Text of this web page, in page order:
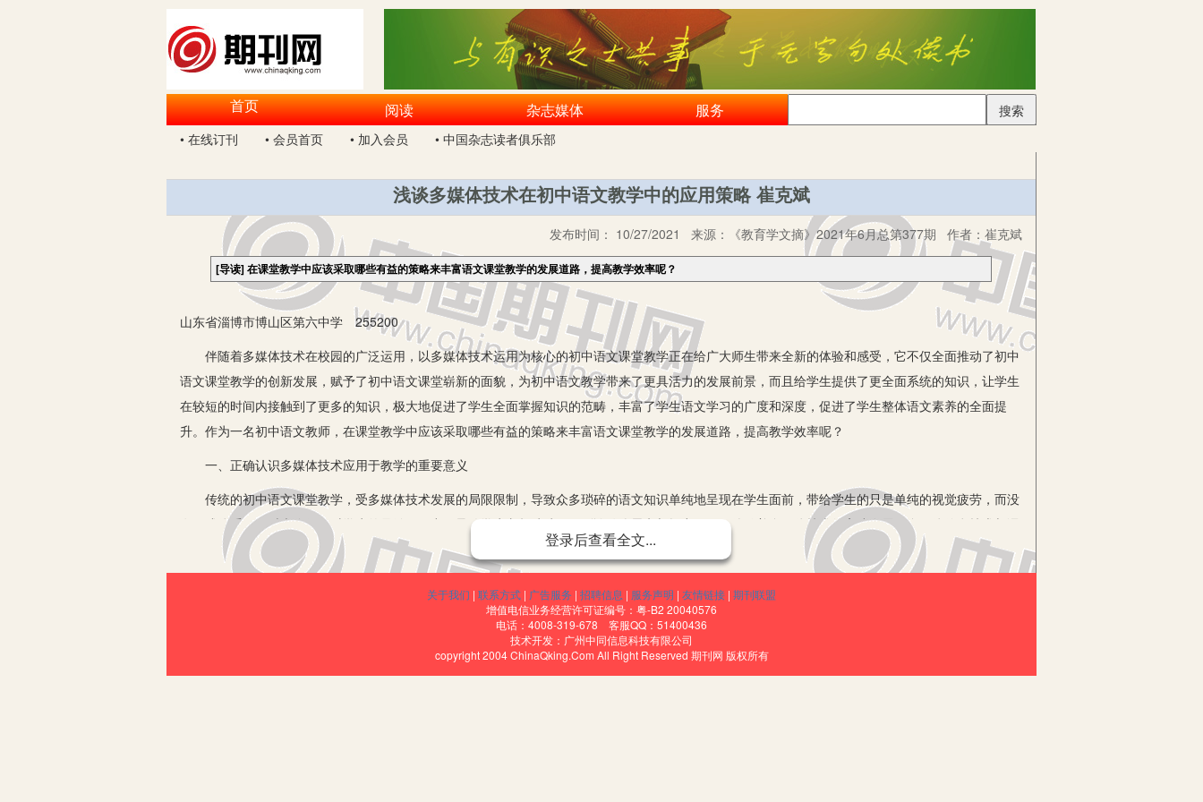
首页 阅读 杂志媒体 服务
搜索
• 在线订刊
• 会员首页 • 加入会员 • 中国杂志读者俱乐部
浅谈多媒体技术在初中语文教学中的应用策略 崔克斌
发布时间： 10/27/2021 来源： 《教育学文摘》2021年6月总第377期 作者： 崔克斌
[导读]在课堂教学中应该采取哪些有益的策略来丰富语文课堂教学的发展道路，提高教学效率呢？
山东省淄博市博山区第六中学 255200
伴随着多媒体技术在校园的广泛运用，以多媒体技术运用为核心的初中语文课堂教学正在给广大师生带来全新的体验和感受，它不仅全面推动了初中
语文课堂教学的创新发展，赋予了初中语文课堂崭新的面貌，为初中语文教学带来了更具活力的发展前景，而且给学生提供了更全面系统的知识，让学生
在较短的时间内接触到了更多的知识，极大地促进了学生全面掌握知识的范畴，丰富了学生语文学习的广度和深度，促进了学生整体语文素养的全面提
升。作为一名初中语文教师，在课堂教学中应该采取哪些有益的策略来丰富语文课堂教学的发展道路，提高教学效率呢？
一、正确认识多媒体技术应用于教学的重要意义
传统的初中语文课堂教学，受多媒体技术发展的局限限制，导致众多琐碎的语文知识单纯地呈现在学生面前，带给学生的只是单纯的视觉疲劳，而没
有形成体系，同时也降低了对学生的足够吸引力，导致学生兴趣缺缺，更别谈什么思考与探究了。而伴随着多媒体技术的高速发展，多媒体信息技术与课
堂教学知识进行了有效的融合，从而提高了语文课堂教学的效率，让学生的学习变得更有质量。通过调研本区域内初中语文教师在教学中应用多媒体技术
的具体情况，可以发现，在初中语文课堂教学中运用多媒体技术有利于语文教师调整教学思路，增强教学效率，通过语文教师运用多媒体技术对教学内容
的整合，有效地帮助学生实现了对学习知识的复盘和整合，从而形成了学生自己的知识点，保障了学生始终处于稳步提升的良好状态，促进了知识学习的
最佳效果。此外，多媒体技术的应用充分体现了语文教师的教学风格，极大地活跃了课堂气氛。语文教师利用多媒体制作一些相应的课件使得课堂教学内
容变得充实有趣，知识点的处理更加游刃有余，内容的讲解也更加丰富生动，这样就让学生可以更加积极主动地投入到课堂学习之中，让学生更好地去理
解所学知识，去表达语文的知识点，学习效率自然水涨船高。
登录后查看全文...
关于我们 | 联系方式 | 广告服务 | 招聘信息 | 服务声明 | 友情链接 | 期刊联盟
增值电信业务经营许可证编号：粤-B2 20040576
电话：4008-319-678 客服QQ：51400436
技术开发：广州中同信息科技有限公司
copyright 2004 ChinaQking.Com All Right Reserved 期刊网 版权所有